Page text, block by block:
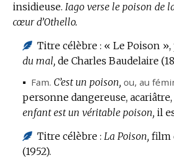
insidieuse. Iago verse le poison de
cœur d’Othello.
Titre célèbre : « Le Poison »,
du mal, de Charles Baudelaire
▪ Fam. C’est un poison, ou, au
personne dangereuse,
enfant est un véritable poison, il
Titre célèbre : La Poison, film
(1952).